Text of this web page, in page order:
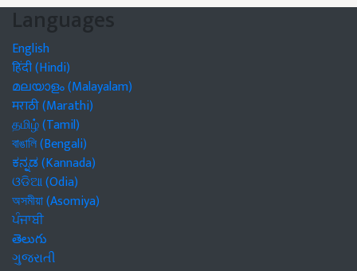
Languages
English
हिंदी (Hindi)
മലയാളം (Malayalam)
मराठी (Marathi)
தமிழ் (Tamil)
বাঙালি (Bengali)
ಕನ್ನಡ (Kannada)
ଓଡିଆ (Odia)
অসমীয়া (Asomiya)
ਪੰਜਾਬੀ
తెలుగు
ગુજરાતી